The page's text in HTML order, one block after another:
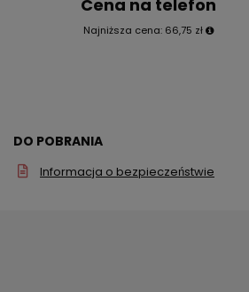
Cena na telefon
Najniższa cena: 66,75 zł
DO POBRANIA
Informacja o bezpieczeństwie